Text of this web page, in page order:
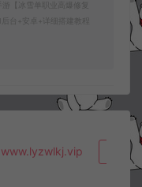
【冰雪单职业高爆修复
台+安卓+详细搭建教程
复